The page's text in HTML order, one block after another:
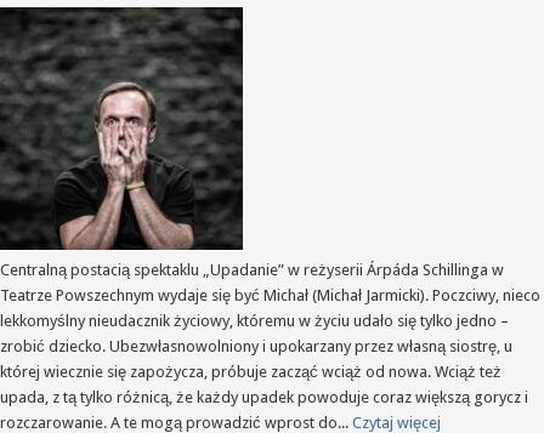
Centralną postacią spektaklu „Upadanie” w reżyserii Árpáda Schillinga w
Teatrze Powszechnym wydaje się być Michał (Michał Jarmicki). Poczciwy, nieco
lekkomyślny nieudacznik życiowy, któremu w życiu udało się tylko jedno –
zrobić dziecko. Ubezwłasnowolniony i upokarzany przez własną siostrę, u
której wiecznie się zapożycza, próbuje zacząć wciąż od nowa. Wciąż też
upada, z tą tylko różnicą, że każdy upadek powoduje coraz większą gorycz i
rozczarowanie. A te mogą prowadzić wprost do... Czytaj więcej